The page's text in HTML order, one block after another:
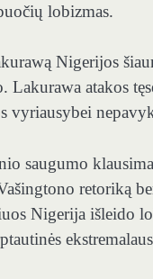
lobizmas.
Nigerijos
atakos
vyriausybei
saugumo
retoriką
Nigerija išleido